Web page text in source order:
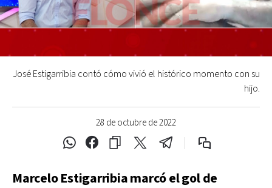
28 de octubre de 2022
José Estigarribia contó cómo vivió el histórico momento con su
hijo.
Marcelo Estigarribia marcó el gol de